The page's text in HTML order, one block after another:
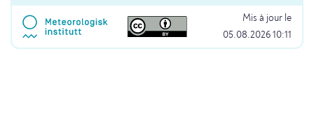
Mis à jour le
05.08.2026 10:11